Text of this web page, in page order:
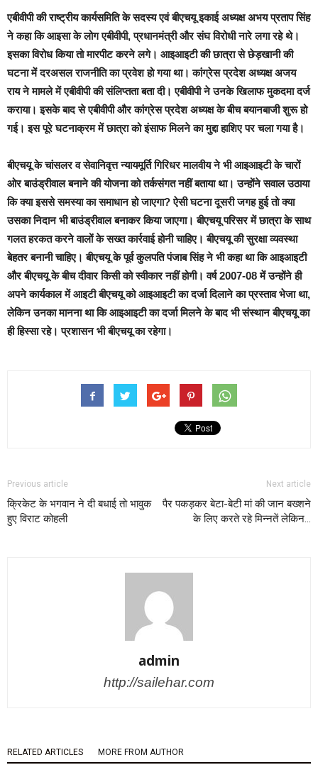
एबीवीपी की राष्ट्रीय कार्यसमिति के सदस्य एवं बीएचयू इकाई अध्यक्ष अभय प्रताप सिंह
ने कहा कि आइसा के लोग एबीवीपी, प्रधानमंत्री और संघ विरोधी नारे लगा रहे थे।
इसका विरोध किया तो मारपीट करने लगे। आइआइटी की छात्रा से छेड़खानी की
घटना में दरअसल राजनीति का प्रवेश हो गया था। कांग्रेस प्रदेश अध्यक्ष अजय
राय ने मामले में एबीवीपी की संलिप्तता बता दी। एबीवीपी ने उनके खिलाफ मुकदमा दर्ज
कराया। इसके बाद से एबीवीपी और कांग्रेस प्रदेश अध्यक्ष के बीच बयानबाजी शुरू हो
गई। इस पूरे घटनाक्रम में छात्रा को इंसाफ मिलने का मुद्दा हाशिए पर चला गया है।
बीएचयू के चांसलर व सेवानिवृत्त न्यायमूर्ति गिरिधर मालवीय ने भी आइआइटी के चारों
ओर बाउंड्रीवाल बनाने की योजना को तर्कसंगत नहीं बताया था। उन्होंने सवाल उठाया
कि क्या इससे समस्या का समाधान हो जाएगा? ऐसी घटना दूसरी जगह हुई तो क्या
उसका निदान भी बाउंड्रीवाल बनाकर किया जाएगा। बीएचयू परिसर में छात्रा के साथ
गलत हरकत करने वालों के सख्त कार्रवाई होनी चाहिए। बीएचयू की सुरक्षा व्यवस्था
बेहतर बनानी चाहिए। बीएचयू के पूर्व कुलपति पंजाब सिंह ने भी कहा था कि आइआइटी
और बीएचयू के बीच दीवार किसी को स्वीकार नहीं होगी। वर्ष 2007-08 में उन्होंने ही
अपने कार्यकाल में आइटी बीएचयू को आइआइटी का दर्जा दिलाने का प्रस्ताव भेजा था,
लेकिन उनका मानना था कि आइआइटी का दर्जा मिलने के बाद भी संस्थान बीएचयू का
ही हिस्सा रहे। प्रशासन भी बीएचयू का रहेगा।
Previous article
क्रिकेट के भगवान ने दी बधाई तो भावुक
हुए विराट कोहली
Next article
पैर पकड़कर बेटा-बेटी मां की जान बख्शने
के लिए करते रहे मिन्नतें लेकिन…
admin
http://sailehar.com
RELATED ARTICLES MORE FROM AUTHOR